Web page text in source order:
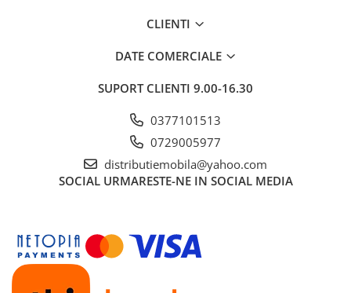
CLIENTI
DATE COMERCIALE
SUPORT CLIENTI 9.00-16.30
0377101513
0729005977
distributiemobila@yahoo.com
SOCIAL URMARESTE-NE IN SOCIAL MEDIA